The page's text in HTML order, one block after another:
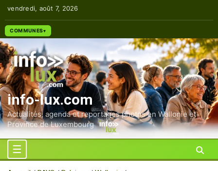
contenu
vendredi, août 7, 2026
COMMUNES
info-lux.com
Actualités, agenda et reportages photos en Wallonie et
Province de Luxembourg